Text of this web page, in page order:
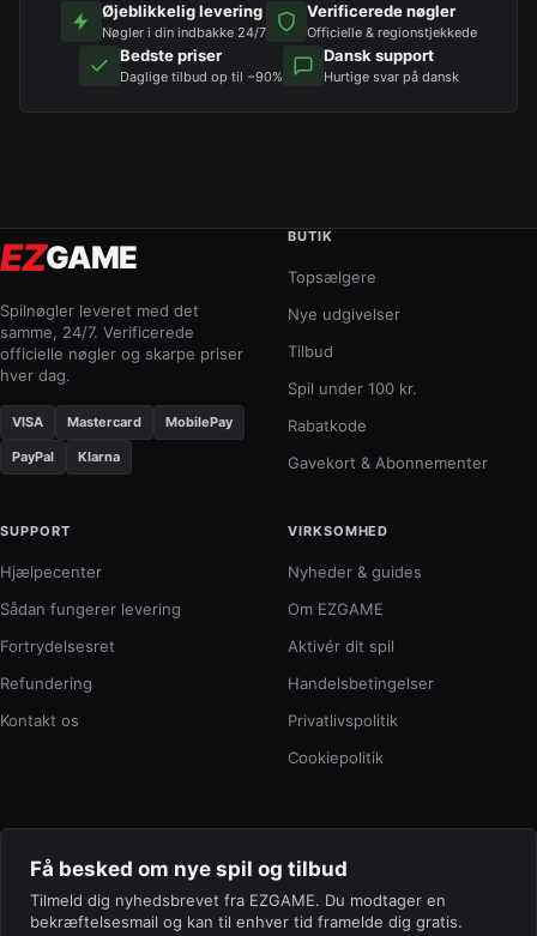
Øjeblikkelig levering
Nøgler i din indbakke 24/7
Verificerede nøgler
Officielle & regionstjekkede
Bedste priser
Daglige tilbud op til −90%
Dansk support
Hurtige svar på dansk
EZGAME
Spilnøgler leveret med det
samme, 24/7. Verificerede
officielle nøgler og skarpe priser
hver dag.
VISA Mastercard MobilePay
PayPal Klarna
BUTIK
Topsælgere
Nye udgivelser
Tilbud
Spil under 100 kr.
Rabatkode
Gavekort & Abonnementer
SUPPORT
Hjælpecenter
Sådan fungerer levering
Fortrydelsesret
Refundering
Kontakt os
VIRKSOMHED
Nyheder & guides
Om EZGAME
Aktivér dit spil
Handelsbetingelser
Privatlivspolitik
Cookiepolitik
Få besked om nye spil og tilbud
Tilmeld dig nyhedsbrevet fra EZGAME. Du modtager en
bekræftelsesmail og kan til enhver tid framelde dig gratis.